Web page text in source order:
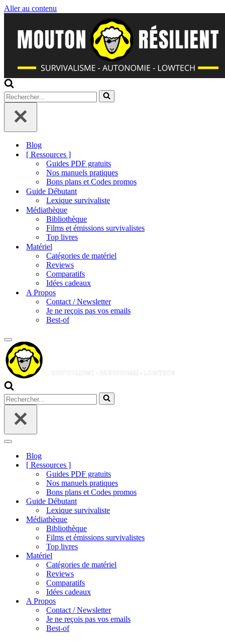
Aller au contenu
Rechercher...
Blog
[ Ressources ]
Guides PDF gratuits
Nos manuels pratiques
Bons plans et Codes promos
Guide Débutant
Lexique survivaliste
Médiathèque
Bibliothèque
Films et émissions survivalistes
Top livres
Matériel
Catégories de matériel
Reviews
Comparatifs
Idées cadeaux
A Propos
Contact / Newsletter
Je ne reçois pas vos emails
Best-of
Menu
de
navigation
Rechercher...
Menu
navigation
Blog
[ Ressources ]
Guides PDF gratuits
Nos manuels pratiques
Bons plans et Codes promos
Guide Débutant
Lexique survivaliste
Médiathèque
Bibliothèque
Films et émissions survivalistes
Top livres
Matériel
Catégories de matériel
Reviews
Comparatifs
Idées cadeaux
A Propos
Contact / Newsletter
Je ne reçois pas vos emails
Best-of